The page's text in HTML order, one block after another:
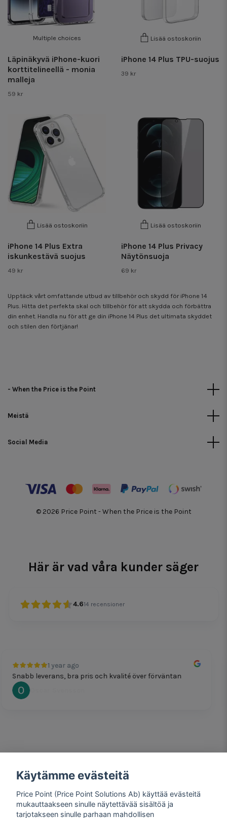
Multiple choices
Läpinäkyvä iPhone-kuori
korttitelineellä - monia
malleja
59 kr
Lisää ostoskoriin
iPhone 14 Plus TPU-suojus
39 kr
Lisää ostoskoriin
iPhone 14 Plus Extra
iskunkestävä suojus
49 kr
Lisää ostoskoriin
iPhone 14 Plus Privacy
Näytönsuoja
69 kr
Upptäck vårt omfattande utbud av tillbehör och skydd för iPhone 14
Plus. Hitta det perfekta skal och tillbehör för att skydda och förbättra
din enhet. Handla nu för att ge din iPhone 14 Plus det ultimata skyddet
och stilen den förtjänar!
- When the Price is the Point
Meistä
Social Media
© 2026 Price Point - When the Price is the Point
Här är vad våra kunder säger
4.614 recensioner
1 year ago
leverans, bra pris och kvalité över förväntan
Oscar Svensson
1 year ago
Mathias Johansson
Käytämme evästeitä
Price Point (Price Point Solutions Ab) käyttää evästeitä
mukauttaakseen sinulle näytettävää sisältöä ja
tarjotakseen sinulle parhaan mahdollisen